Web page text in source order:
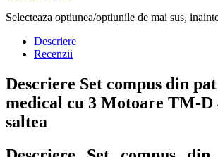
Descriere
Descriere Set compus din pat
medical cu 3 Motoare TM-D